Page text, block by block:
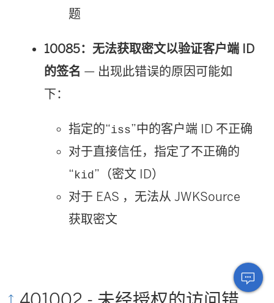
题
10085：无法获取密文以验证客户端 ID
的签名 — 出现此错误的原因可能如
下：
指定的“iss”中的客户端 ID 不正确
对于直接信任，指定了不正确的
“kid”（密文 ID）
对于 EAS ，无法从 JWKSource
获取密文